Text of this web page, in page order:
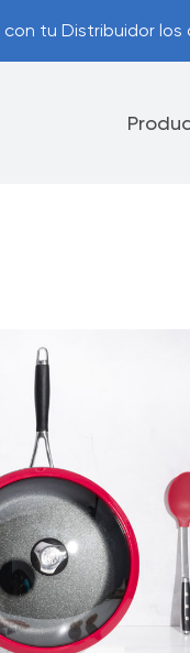
tu Distribuidor
®Deluxe Easy
con Nuestros Blogs
de Cancelación y
de Pago
Hy Cite es una
la venta directa?